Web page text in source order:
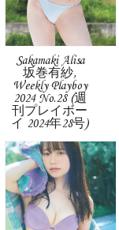
Sakamaki Alisa
坂巻有紗,
Weekly Playboy
2024 No.28 (週
刊プレイボー
イ 2024年28号)